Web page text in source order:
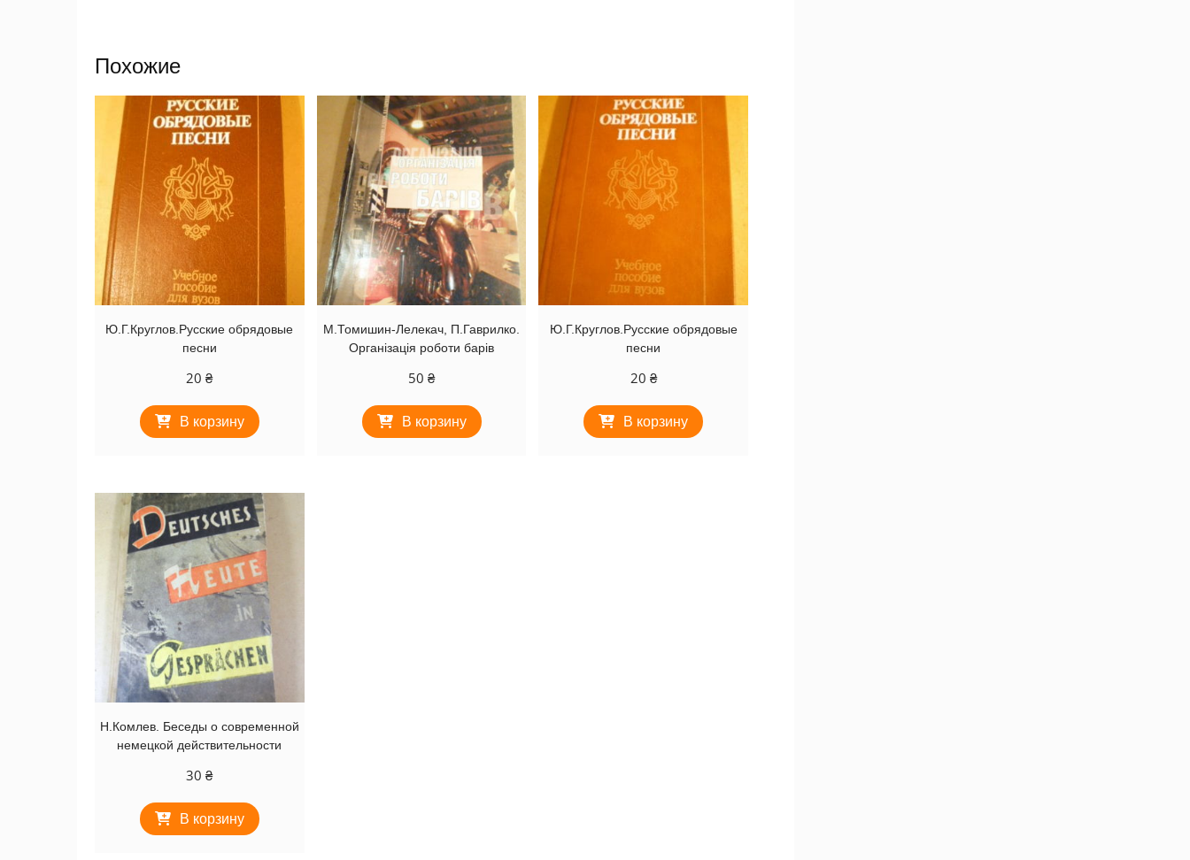
Похожие
Ю.Г.Круглов.Русские обрядовые
песни
20₴
В корзину
М.Томишин-Лелекач, П.Гаврилко.
Організація роботи барів
50 ₴
В корзину
Ю.Г.Круглов.Русские обрядовые
песни
20 ₴
В корзину
Н.Комлев. Беседы о современной
немецкой действительности
30₴
В корзину